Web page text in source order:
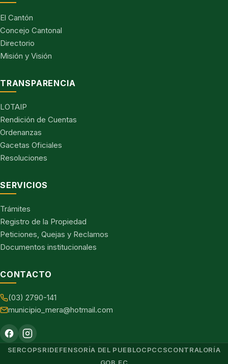
El Cantón
Concejo Cantonal
Directorio
Misión y Visión
TRANSPARENCIA
LOTAIP
Rendición de Cuentas
Ordenanzas
Gacetas Oficiales
Resoluciones
SERVICIOS
Trámites
Registro de la Propiedad
Peticiones, Quejas y Reclamos
Documentos institucionales
CONTACTO
(03) 2790-141
municipio_mera@hotmail.com
SERCOPSRIDEFENSORÍA DEL PUEBLOCPCCSCONTRALORÍA